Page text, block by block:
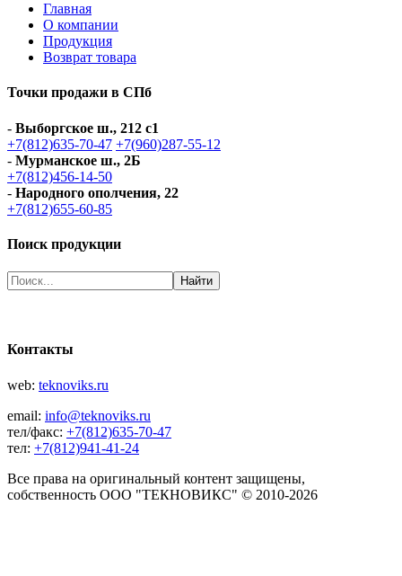
Главная
О компании
Продукция
Возврат товара
Точки продажи в СПб
- Выборгское ш., 212 с1
+7(812)635-70-47 +7(960)287-55-12
- Мурманское ш., 2Б
+7(812)456-14-50
- Народного ополчения, 22
+7(812)655-60-85
Поиск продукции
Контакты
web: teknoviks.ru
email: info@teknoviks.ru
тел/факс: +7(812)635-70-47
тел: +7(812)941-41-24
Все права на оригинальный контент защищены,
собственность ООО "ТЕКНОВИКС" © 2010-2026